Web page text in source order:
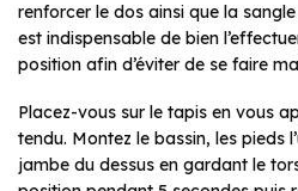
renforcer le dos ainsi que la
est indispensable de bien
position afin d’éviter de se faire
Placez-vous sur le tapis en vous
tendu. Montez le bassin, les pieds
jambe du dessus en gardant le